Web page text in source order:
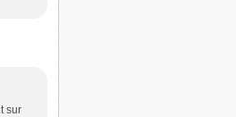
sur